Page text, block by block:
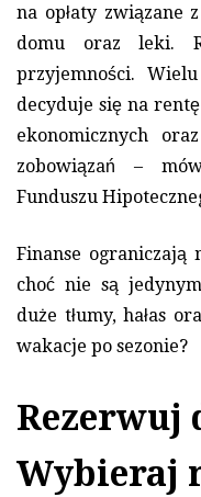
na opłaty związane
domu oraz leki.
przyjemności.
decyduje się na
ekonomicznych
zobowiązań –
Funduszu
Finanse ograniczają
choć nie są
duże tłumy, hałas
wakacje po sezonie?
Rezerwuj
Wybieraj